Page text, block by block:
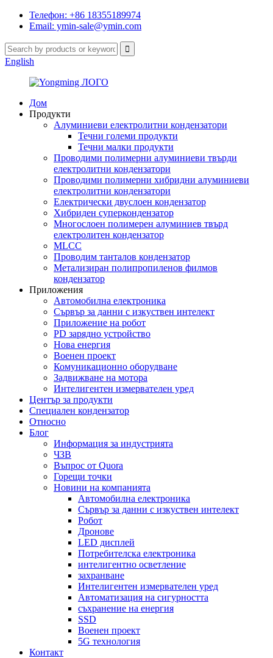
Телефон: +86 18355189974
Email: ymin-sale@ymin.com
English
Дом
Продукти
Алуминиеви електролитни кондензатори
Течни големи продукти
Течни малки продукти
Проводими полимерни алуминиеви твърди
електролитни кондензатори
Проводими полимерни хибридни алуминиеви
електролитни кондензатори
Електрически двуслоен кондензатор
Хибриден суперкондензатор
Многослоен полимерен алуминиев твърд
електролитен кондензатор
MLCC
Проводим танталов кондензатор
Метализиран полипропиленов филмов
кондензатор
Приложения
Автомобилна електроника
Сървър за данни с изкуствен интелект
Приложение на робот
PD зарядно устройство
Нова енергия
Военен проект
Комуникационно оборудване
Задвижване на мотора
Интелигентен измервателен уред
Център за продукти
Специален кондензатор
Относно
Блог
Информация за индустрията
ЧЗВ
Въпрос от Quora
Горещи точки
Новини на компанията
Автомобилна електроника
Сървър за данни с изкуствен интелект
Робот
Дронове
LED дисплей
Потребителска електроника
интелигентно осветление
захранване
Интелигентен измервателен уред
Автоматизация на сигурността
съхранение на енергия
SSD
Военен проект
5G технология
Контакт